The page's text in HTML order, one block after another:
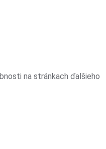
na stránkach ďalšieho